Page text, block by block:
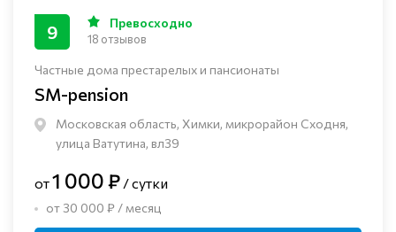
Частные дома престарелых и пансионаты
SM-pension
Московская область, Химки, микрорайон Сходня,
улица Ватутина, вл39
9 Превосходно
18 отзывов
от1 000 ₽ / сутки
от 30 000 ₽ / месяц